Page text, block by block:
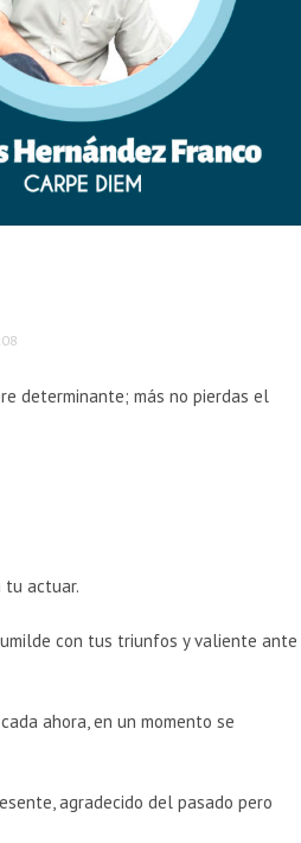
determinante; más no pierdas el
tu actuar.
con tus triunfos y valiente ante
ahora, en un momento se
agradecido del pasado pero
Salmonela vinculada a jalapeños de
México deja 345 casos en EE. UU.